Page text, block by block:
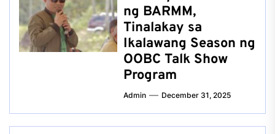
ng BARMM,
Tinalakay sa
Ikalawang Season ng
OOBC Talk Show
Program
Admin December 31, 2025